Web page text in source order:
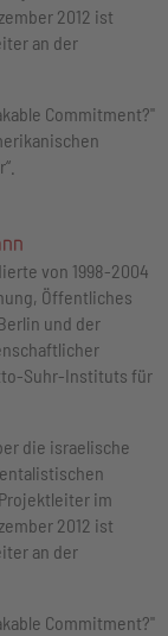
2012 ist
an der
Commitment?"
von 1998-2004
Öffentliches
und der
Suhr-Instituts für
die israelische
im
2012 ist
an der
Commitment?"